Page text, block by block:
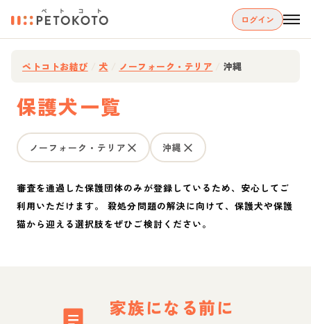
ログイン
ペトコトお結び 犬 ノーフォーク・テリア 沖縄
保護犬一覧
ノーフォーク・テリア 沖縄
審査を通過した保護団体のみが登録しているため、安心してご
利用いただけます。 殺処分問題の解決に向けて、保護犬や保護
猫から迎える選択肢をぜひご検討ください。
家族になる前に